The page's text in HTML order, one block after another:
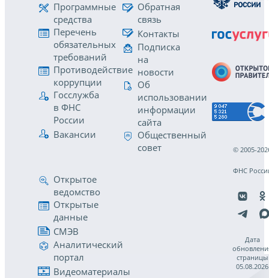
Программные
средства
Перечень
обязательных
требований
Противодействие
коррупции
Госслужба
в ФНС
России
Вакансии
Обратная
связь
Контакты
Подписка
на
новости
Об
использовании
информации
сайта
Общественный
совет
Открытое
ведомство
Открытые
данные
СМЭВ
Аналитический
портал
Видеоматериалы
© 2005-
ФНС
Дата
страницы
05.08.2026